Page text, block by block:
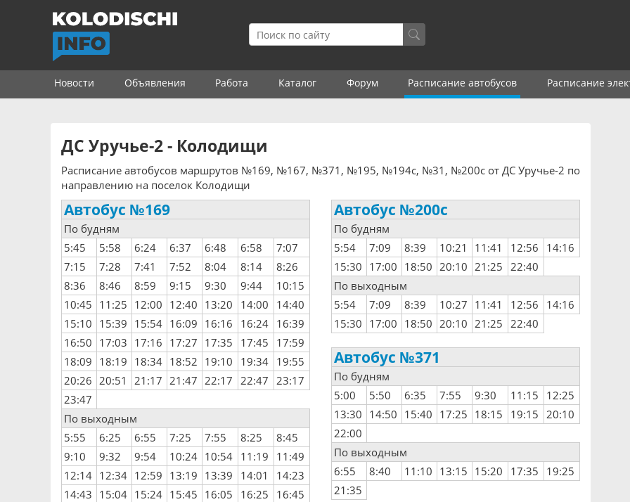
Новости Объявления Работа Каталог Форум Расписание автобусов Расписание
ДС Уручье-2 - Колодищи
Расписание автобусов маршрутов №169, №167, №371, №195, №194с, №31, №200с от ДС Уручье-2 по
направлению на поселок Колодищи
Автобус №169
По будням
5:45
5:58 6:24 6:37 6:48 6:58
7:07
7:15
7:28 7:41 7:52 8:04 8:14
8:26
8:36
8:46 8:59 9:15 9:30 9:44
10:15
10:45 11:25 12:00 12:40 13:20 14:00
14:40
15:10 15:39 15:54 16:09 16:16 16:24 16:39
16:50 17:03 17:16 17:27 17:35 17:45
17:59
18:09 18:19 18:34 18:52 19:10 19:34 19:55
20:26 20:51 21:17 21:47 22:17 22:47 23:17
23:47
По выходным
5:55
6:25 6:55 7:25 7:55 8:25
8:45
9:10
9:32 9:54 10:24 10:54 11:19
11:49
12:14 12:34 12:59 13:19 13:39 14:01
14:23
14:43 15:04 15:24 15:45 16:05 16:25
16:45
Автобус №200с
По будням
5:54
7:09 8:39 10:21 11:41 12:56
14:16
15:30 17:00 18:50 20:10 21:25 22:40
По выходным
5:54
7:09 8:39 10:27 11:41 12:56
14:16
15:30 17:00 18:50 20:10 21:25 22:40
Автобус №371
По будням
5:00
5:50 6:35 7:55 9:30 11:15
12:25
13:30 14:50 15:40 17:25 18:15 19:15 20:10
22:00
По выходным
6:55
8:40 11:10 13:15 15:20 17:35
19:25
21:35